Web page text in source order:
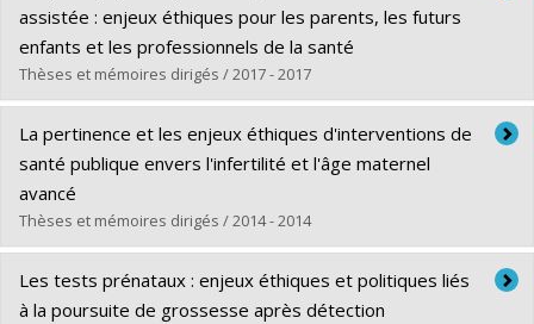
Cycle :Maîtrise
Diplôme obtenu :M.A.
Lien vers le document dans Papyrus
assistée : enjeux éthiques pour les parents, les futurs
enfants et les professionnels de la santé
Thèses et mémoires dirigés / 2017 - 2017
Diplômé(e) :Roy, Marie-Christine
Cycle :Maîtrise
Diplôme obtenu :
Lien vers le document dans Papyrus
La pertinence et les enjeux éthiques d'interventions de
santé publique envers l'infertilité et l'âge maternel
avancé
Thèses et mémoires dirigés / 2014 - 2014
Diplômé(e) :Lemoine, Marie-Eve
Cycle :Maîtrise
Les tests prénataux : enjeux éthiques et politiques liés
à la poursuite de grossesse après détection